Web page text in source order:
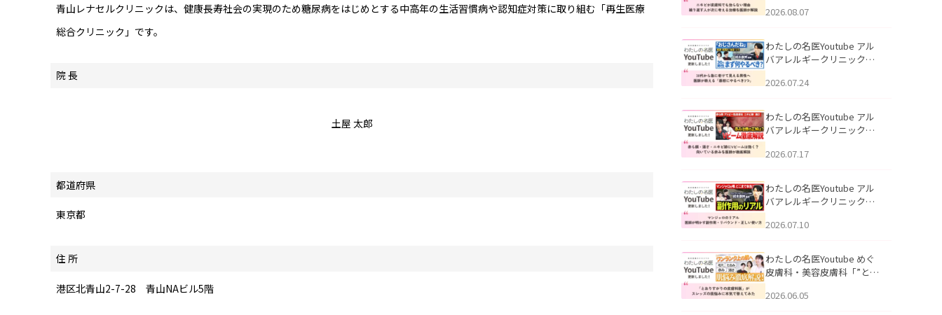
青山レナセルクリニックは、健康長寿社会の実現のため糖尿病をはじめとする中高年の生活習慣病や認知症対策に取り組む「再生医療
総合クリニック」です。
院 長
土屋 太郎
都道府県
東京都
住 所
港区北青山2-7-28 青山NAビル5階
らない理由｜繰り返す人が
説」を公開いたしました。
2026.08.07
わたしの名医Youtube アル
バアレルギークリニック札
える男性へ｜医師が教える
公開いたしました。
2026.07.24
わたしの名医Youtube アル
バアレルギークリニック札
跡にVビームは効く？向いて
説」を公開いたしました。
2026.07.17
わたしの名医Youtube アル
バアレルギークリニック札
医師が明かす副作用・リバ
公開いたしました。
2026.07.10
わたしの名医Youtube めぐ
皮膚科・美容皮膚科「”とお
ッズの肌悩みに本気で答え
2026.06.05